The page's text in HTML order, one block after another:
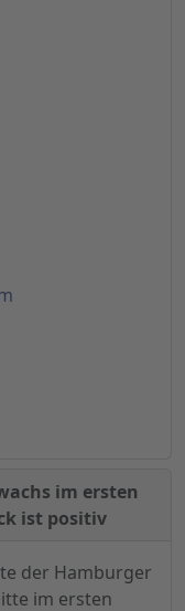
im ersten
ist positiv
der Hamburger
im ersten